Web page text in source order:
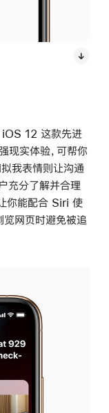
12 这款先进
现实体验，可帮你
我表情则让沟通
充分了解并合理
你能配合 Siri 使
览网页时避免被追